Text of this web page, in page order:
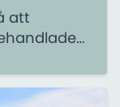
att
i
i